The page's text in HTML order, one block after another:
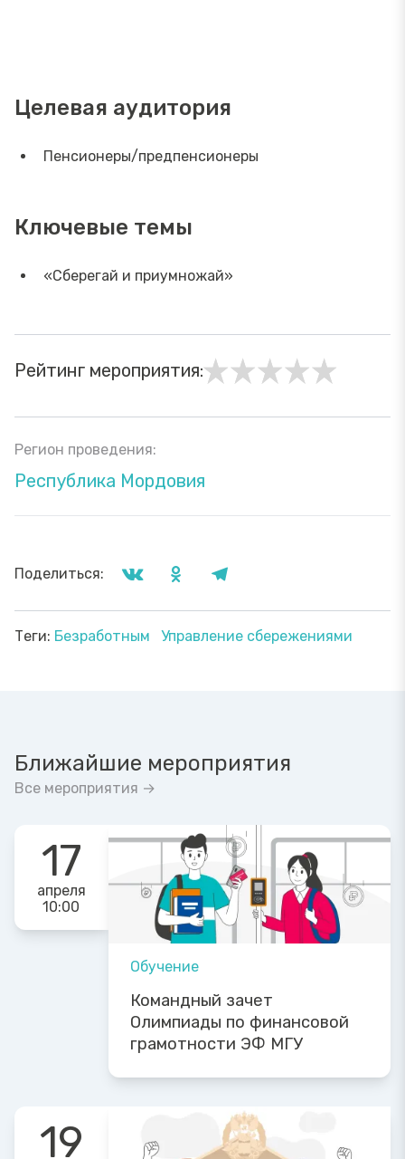
Целевая аудитория
Пенсионеры/предпенсионеры
Ключевые темы
«Сберегай и приумножай»
Рейтинг мероприятия:
Регион проведения:
Республика Мордовия
Поделиться:
Теги: Безработным Управление сбережениями
Ближайшие мероприятия
Все мероприятия →
17
апреля
10:00
Обучение
Командный зачет
Олимпиады по финансовой
грамотности ЭФ МГУ
19